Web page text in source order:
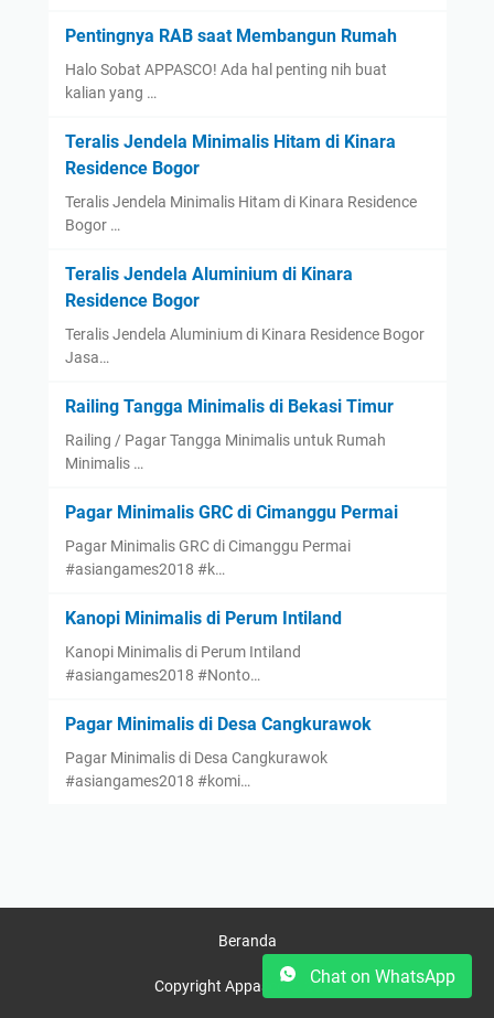
Pentingnya RAB saat Membangun Rumah
Halo Sobat APPASCO! Ada hal penting nih buat
kalian yang …
Teralis Jendela Minimalis Hitam di Kinara
Residence Bogor
Teralis Jendela Minimalis Hitam di Kinara Residence
Bogor …
Teralis Jendela Aluminium di Kinara
Residence Bogor
Teralis Jendela Aluminium di Kinara Residence Bogor
Jasa…
Railing Tangga Minimalis di Bekasi Timur
Railing / Pagar Tangga Minimalis untuk Rumah
Minimalis …
Pagar Minimalis GRC di Cimanggu Permai
Pagar Minimalis GRC di Cimanggu Permai
#asiangames2018 #k…
Kanopi Minimalis di Perum Intiland
Kanopi Minimalis di Perum Intiland
#asiangames2018 #Nonto…
Pagar Minimalis di Desa Cangkurawok
Pagar Minimalis di Desa Cangkurawok
#asiangames2018 #komi…
Chat on WhatsApp
Beranda
Copyright Appasco © 2025